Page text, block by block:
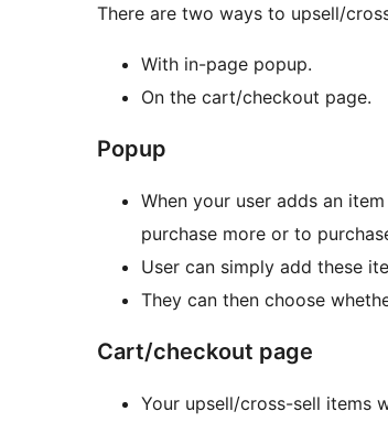
There are two ways to upsell/
With in-page popup.
On the cart/checkout page.
Popup
When your user adds an
purchase more or to
User can simply add these
They can then choose
Cart/checkout page
Your upsell/cross-sell items